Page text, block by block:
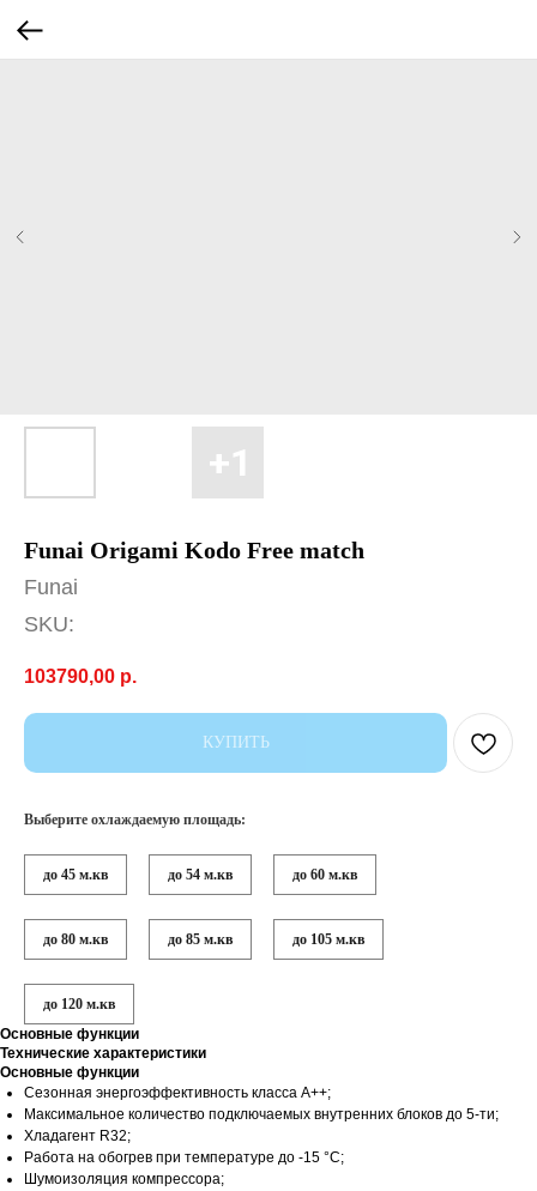
Funai Origami Kodo Free match
Funai
SKU:
103790,00 р.
КУПИТЬ
Выберите охлаждаемую площадь:
до 45 м.кв до 54 м.кв до 60 м.кв
до 80 м.кв до 85 м.кв до 105 м.кв
до 120 м.кв
Основные функции
Технические характеристики
Основные функции
Сезонная энергоэффективность класса А++;
Максимальное количество подключаемых внутренних блоков до 5-ти;
Хладагент R32;
Работа на обогрев при температуре до -15 °С;
Шумоизоляция компрессора;